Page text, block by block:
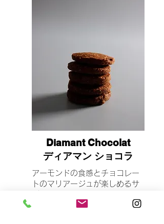
Diamant Chocolat
ディアマン ショコラ
アーモンドの食感とチョコレー
トのマリアージュが楽しめるサ